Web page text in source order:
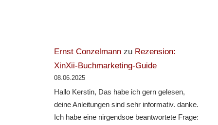
Ernst Conzelmannzu Rezension:
XinXii-Buchmarketing-Guide
08.06.2025
Hallo Kerstin, Das habe ich gern gelesen,
deine Anleitungen sind sehr informativ. danke.
Ich habe eine nirgendsoe beantwortete Frage: